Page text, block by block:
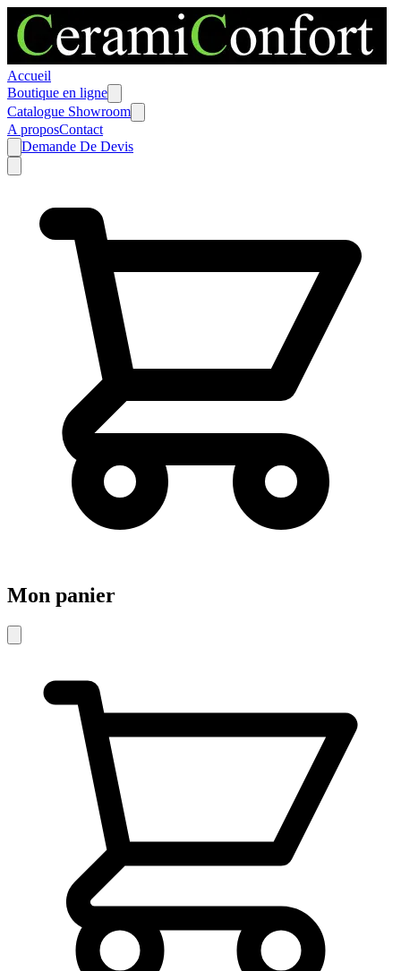
Accueil
Boutique en ligne
Catalogue Showroom
A proposContact
Demande De Devis
Mon panier